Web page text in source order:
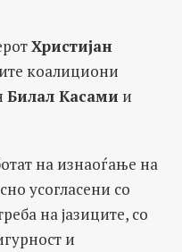
Христијан
коалициони
Билал Касами и
на изнаоѓање на
усогласени со
на јазиците, со
и